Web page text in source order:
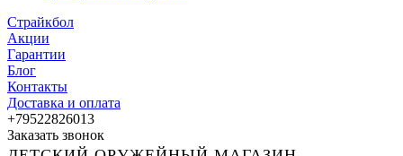
Страйкбол
Акции
Гарантии
Блог
Контакты
Доставка и оплата
+79522826013
Заказать звонок